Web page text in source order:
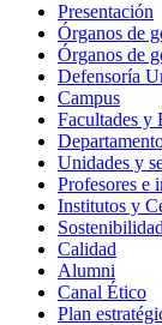
Presentación
Órganos de
Órganos de
Defensoría
Campus
Facultades y
Unidades y
Profesores e
Institutos y
Sostenibilidad
Calidad
Alumni
Canal Ético
Plan